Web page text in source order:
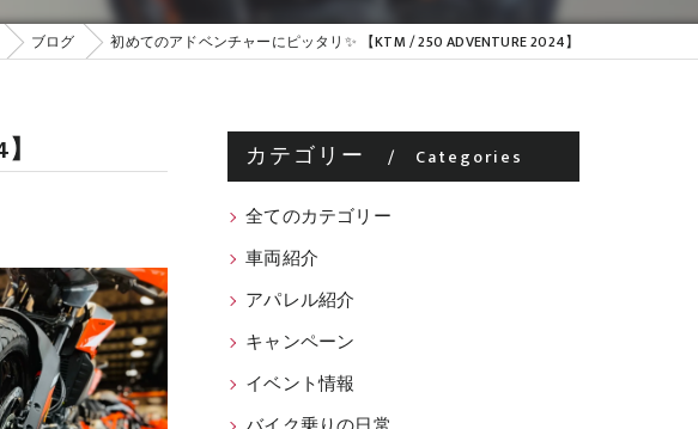
ブログ 初めてのアドベンチャーにピッタリ✨ 【KTM / 250 ADVENTURE 2024】
カテゴリー Categories
全てのカテゴリー
車両紹介
アパレル紹介
キャンペーン
イベント情報